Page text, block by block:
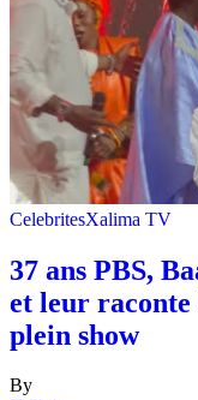
CelebritesXalima TV
37 ans PBS,
et leur
plein show
By